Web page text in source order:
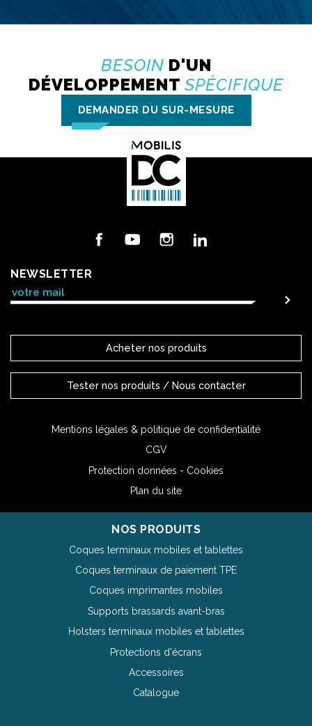
BESOIN D'UN
DÉVELOPPEMENT SPÉCIFIQUE
DEMANDER DU SUR-MESURE
NEWSLETTER
Acheter nos produits
Tester nos produits / Nous contacter
NOS PRODUITS
Coques terminaux mobiles et tablettes
Coques terminaux de paiement TPE
Coques imprimantes mobiles
Supports brassards avant-bras
Holsters terminaux mobiles et tablettes
Protections d'écrans
Accessoires
Catalogue
Mentions légales & politique de confidentialité
CGV
Protection données - Cookies
Plan du site
FacebookYouTube Instagram